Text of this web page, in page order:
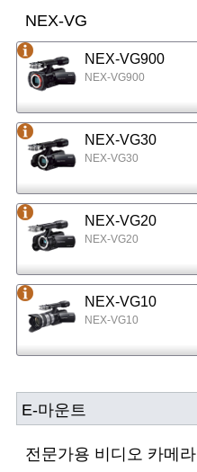
NEX-VG
NEX-VG900
NEX-VG900
NEX-VG30
NEX-VG30
NEX-VG20
NEX-VG20
NEX-VG10
NEX-VG10
E-마운트
전문가용 비디오 카메라